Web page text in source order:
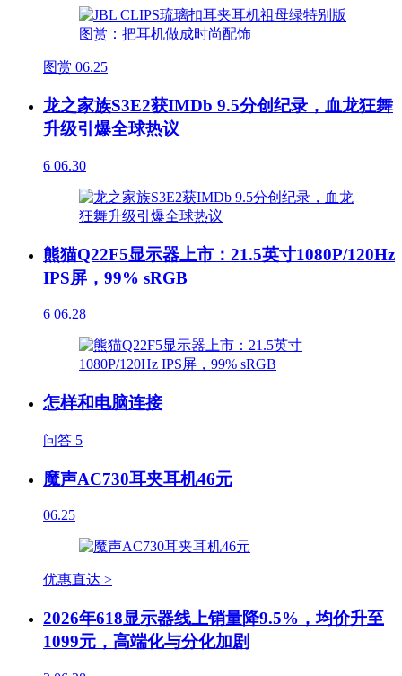
图赏 06.25
龙之家族S3E2获IMDb 9.5分创纪录，血龙狂舞
升级引爆全球热议
6 06.30
熊猫Q22F5显示器上市：21.5英寸1080P/120Hz
IPS屏，99% sRGB
6 06.28
怎样和电脑连接
问答 5
魔声AC730耳夹耳机46元
06.25
优惠直达 >
2026年618显示器线上销量降9.5%，均价升至
1099元，高端化与分化加剧